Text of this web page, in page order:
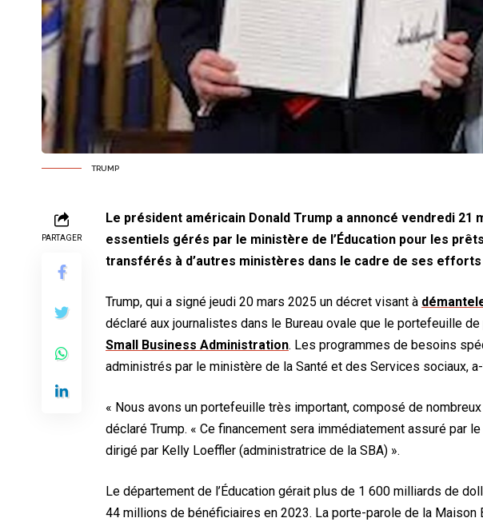
TRUMP
PARTAGER
Le président américain Donald Trump a annoncé vendredi 21
essentiels gérés par le ministère de l’Éducation pour les
transférés à d’autres ministères dans le cadre de ses
Trump, qui a signé jeudi 20 mars 2025 un décret visant à
déclaré aux journalistes dans le Bureau ovale que le portefeuille
Small Business Administration. Les programmes de besoins
administrés par le ministère de la Santé et des Services sociaux,
« Nous avons un portefeuille très important, composé de
déclaré Trump. « Ce financement sera immédiatement assuré par
dirigé par Kelly Loeffler (administratrice de la SBA) ».
Le département de l’Éducation gérait plus de 1 600 milliards de
44 millions de bénéficiaires en 2023. La porte-parole de la Maison